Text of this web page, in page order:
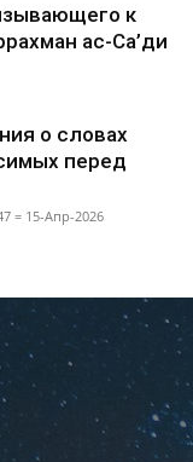
к
ас-Са’ди
о словах
перед
= 15-Апр-2026